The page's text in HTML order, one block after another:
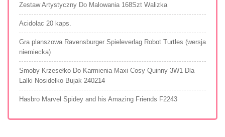
Zestaw Artystyczny Do Malowania 168Szt Walizka
Acidolac 20 kaps.
Gra planszowa Ravensburger Spieleverlag Robot Turtles (wersja
niemiecka)
Smoby Krzesełko Do Karmienia Maxi Cosy Quinny 3W1 Dla
Lalki Nosidełko Bujak 240214
Hasbro Marvel Spidey and his Amazing Friends F2243